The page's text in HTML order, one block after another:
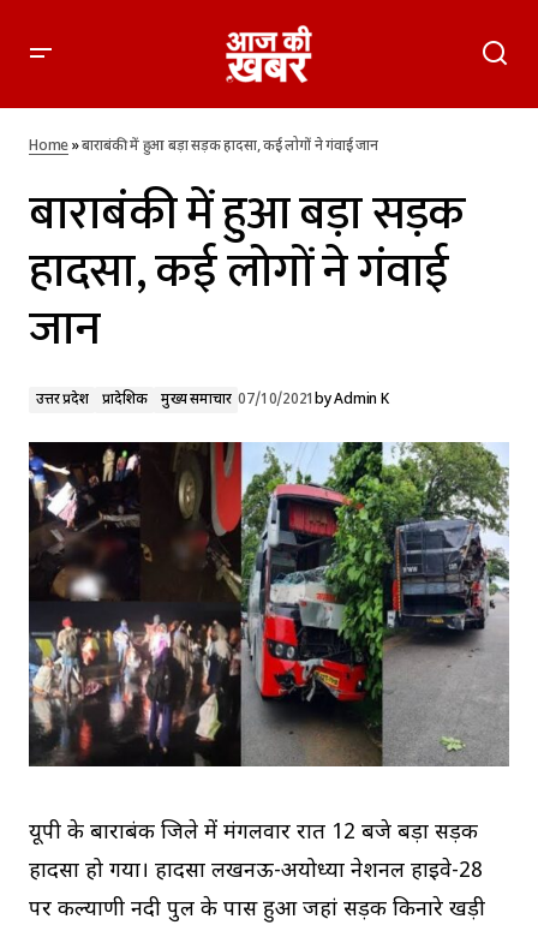
बाराबंकी में हुआ बड़ा सड़क हादसा, कई लोगों ने गंवाई जान
Home»बाराबंकी में हुआ बड़ा सड़क हादसा, कई लोगों ने गंवाई जान
बाराबंकी में हुआ बड़ा सड़क
हादसा, कई लोगों ने गंवाई
जान
उत्तर प्रदेश प्रादेशिक मुख्य समाचार 07/10/2021byAdmin K
यूपी के बाराबंकी जिले में मंगलवार रात 12 बजे बड़ा सड़क
हादसा हो गया। हादसा लखनऊ-अयोध्या नेशनल हाइवे-28
पर कल्याणी नदी पुल के पास हुआ जहां सड़क किनारे खड़ी